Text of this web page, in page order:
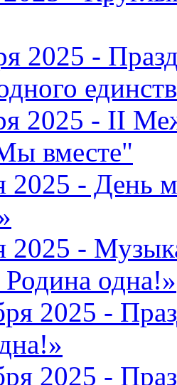
2025 -
2025 - II
вместе"
2025 - День
2025 -
одна!»
2025 -
2025 -